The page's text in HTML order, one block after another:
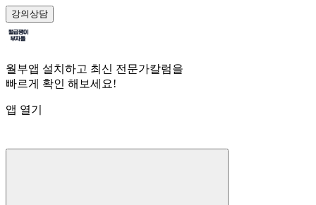
강의상담
월부앱 설치하고 최신 전문가칼럼을
빠르게 확인 해보세요!
앱 열기